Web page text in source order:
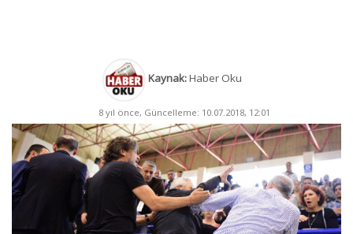
Kaynak:Haber Oku
8 yıl önce, Güncelleme: 10.07.2018, 12:01